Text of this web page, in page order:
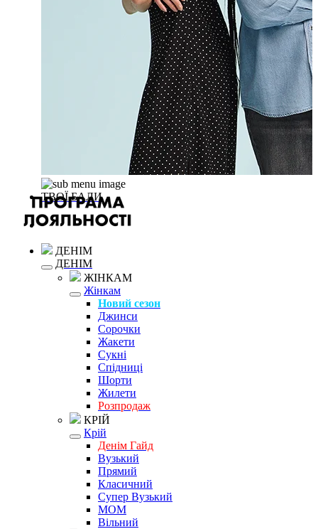
ТВОЇ БАЛИ
ДЕНІМ
ДЕНІМ
ЖІНКАМ
Жінкам
Новий сезон
Джинси
Сорочки
Жакети
Сукні
Спідниці
Шорти
Жилети
Розпродаж
КРІЙ
Крій
Денім Гайд
Вузький
Прямий
Класичний
Супер Вузький
MOM
Вільний